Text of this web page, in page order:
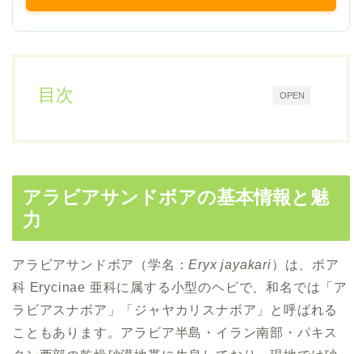
OPEN
目次
アラビアサンドボアの基本情報と魅
力
アラビアサンドボア（学名：Eryx jayakari）は、ボア
科 Erycinae 亜科に属する小型のヘビで、和名では「ア
ラビアスナボア」「ジャヤカリスナボア」と呼ばれる
こともあります。アラビア半島・イラン南部・パキス